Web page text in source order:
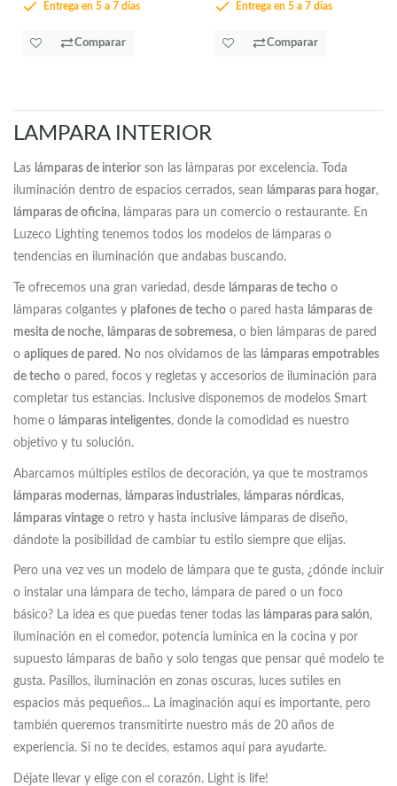
Entrega en 5 a 7 días
Comparar
Entrega en 5 a 7 días
Comparar
LAMPARA INTERIOR
Las lámparas de interior son las lámparas por excelencia. Toda
iluminación dentro de espacios cerrados, sean lámparas para hogar,
lámparas de oficina, lámparas para un comercio o restaurante. En
Luzeco Lighting tenemos todos los modelos de lámparas o
tendencias en iluminación que andabas buscando.
Te ofrecemos una gran variedad, desde lámparas de techo o
lámparas colgantes y plafones de techo o pared hasta lámparas de
mesita de noche, lámparas de sobremesa, o bien lámparas de pared
o apliques de pared . No nos olvidamos de las lámparas empotrables
de techo o pared, focos y regletas y accesorios de iluminación para
completar tus estancias. Inclusive disponemos de modelos Smart
home o lámparas inteligentes, donde la comodidad es nuestro
objetivo y tu solución.
Abarcamos múltiples estilos de decoración, ya que te mostramos
lámparas modernas, lámparas industriales, lámparas nórdicas,
lámparas vintage o retro y hasta inclusive lámparas de diseño,
dándote la posibilidad de cambiar tu estilo siempre que elijas.
Pero una vez ves un modelo de lámpara que te gusta, ¿dónde incluir
o instalar una lámpara de techo, lámpara de pared o un foco
básico? La idea es que puedas tener todas las lámparas para salón,
iluminación en el comedor, potencia lumínica en la cocina y por
supuesto lámparas de baño y solo tengas que pensar qué modelo te
gusta. Pasillos, iluminación en zonas oscuras, luces sutiles en
espacios más pequeños... La imaginación aquí es importante, pero
también queremos transmitirte nuestro más de 20 años de
experiencia. Si no te decides, estamos aquí para ayudarte.
Déjate llevar y elige con el corazón. Light is life!